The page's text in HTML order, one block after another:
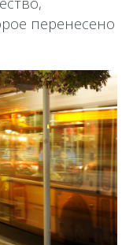
перенесено